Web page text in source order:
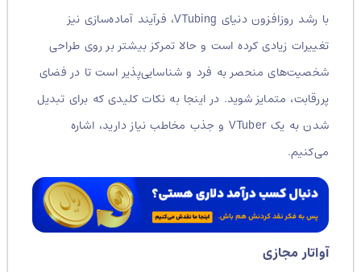
با رشد روزافزون دنیای VTubing، فرآیند آماده‌سازی نیز
تغییرات زیادی کرده است و حالا تمرکز بیشتر بر روی طراحی
شخصیت‌های منحصر به فرد و شناسایی‌پذیر است تا در فضای
پررقابت، متمایز شوید.در اینجا به نکات کلیدی که برای تبدیل
شدن به یک VTuber و جذب مخاطب نیاز دارید، اشاره
می‌کنیم.
آواتار مجازی